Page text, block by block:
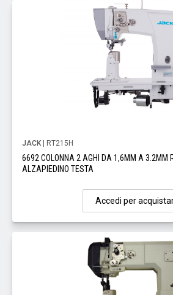
JACK | RT215H
6692 COLONNA 2 AGHI DA 1,6MM A 3.2MM
ALZAPIEDINO TESTA
Accedi per